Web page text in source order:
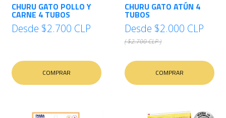
CHURU GATO POLLO Y
CARNE 4 TUBOS
Desde $2.700 CLP
COMPRAR
CHURU GATO ATÚN 4
TUBOS
Desde $2.000 CLP
( $2.700 CLP )
COMPRAR